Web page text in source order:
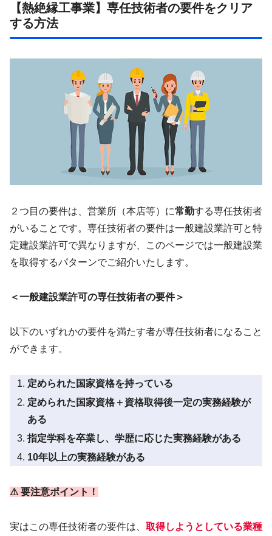
【熱絶縁工事業】専任技術者の要件をクリア
する方法
２つ目の要件は、営業所（本店等）に常勤する専任技術者
がいることです。専任技術者の要件は一般建設業許可と特
定建設業許可で異なりますが、このページでは一般建設業
を取得するパターンでご紹介いたします。
＜一般建設業許可の専任技術者の要件＞
以下のいずれかの要件を満たす者が専任技術者になること
ができます。
定められた国家資格を持っている
定められた国家資格＋資格取得後一定の実務経験が
ある
指定学科を卒業し、学歴に応じた実務経験がある
10年以上の実務経験がある
⚠ 要注意ポイント！
実はこの専任技術者の要件は、 取得しようとしている業種